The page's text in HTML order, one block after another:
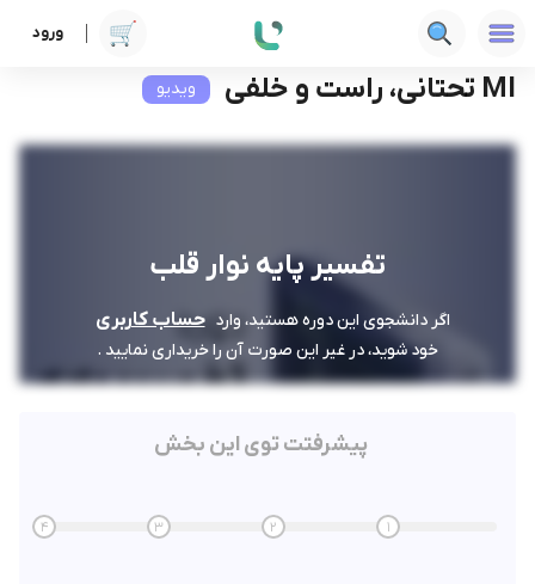
ورود دوره ها علوم پزشکی تفسیر پایه نوار قلب
MI تحتانی، راست و خلفی ویدیو
تفسیر پایه نوار قلب
اگر دانشجوی این دوره هستید، وارد حساب کاربری
خود شوید، در غیر این صورت آن را خریداری نمایید .
پیشرفتت توی این بخش
1
2
3
4